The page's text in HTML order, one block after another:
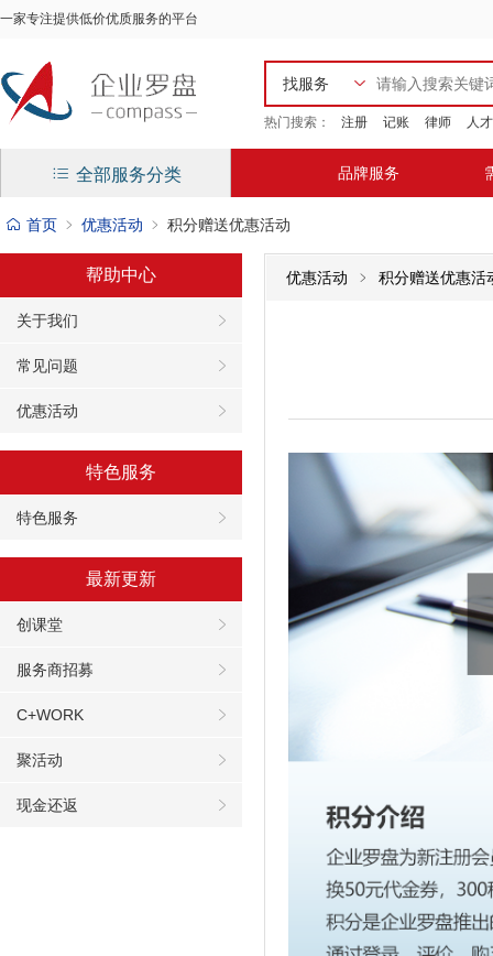
一家专注提供低价优质服务的平台
找服务
找服务商
热门搜索： 注册 记账 律师 人才
品牌服务
全部服务分类
首页 优惠活动 积分赠送优惠活动
帮助中心
关于我们
常见问题
优惠活动
特色服务
特色服务
最新更新
创课堂
服务商招募
C+WORK
聚活动
现金还返
优惠活动 积分赠送优惠活